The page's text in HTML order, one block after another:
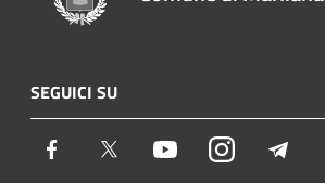
SEGUICI SU
Facebook Twitter YoutubeInstagram